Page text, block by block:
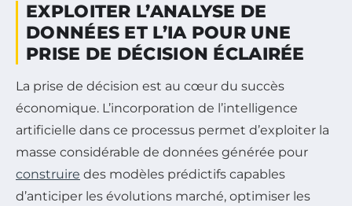
EXPLOITER L’ANALYSE DE
DONNÉES ET L’IA POUR UNE
PRISE DE DÉCISION ÉCLAIRÉE
La prise de décision est au cœur du succès
économique. L’incorporation de l’intelligence
artificielle dans ce processus permet d’exploiter la
masse considérable de données générée pour
construire des modèles prédictifs capables
d’anticiper les évolutions marché, optimiser les